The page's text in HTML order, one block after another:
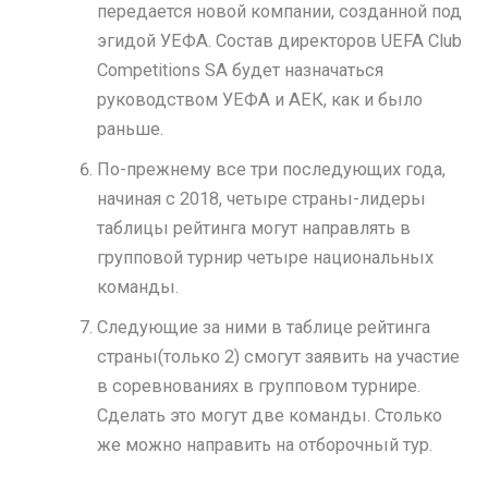
передается новой компании, созданной под
эгидой УЕФА. Состав директоров UEFA Club
Competitions SA будет назначаться
руководством УЕФА и АЕК, как и было
раньше.
По-прежнему все три последующих года,
начиная с 2018, четыре страны-лидеры
таблицы рейтинга могут направлять в
групповой турнир четыре национальных
команды.
Следующие за ними в таблице рейтинга
страны(только 2) смогут заявить на участие
в соревнованиях в групповом турнире.
Сделать это могут две команды. Столько
же можно направить на отборочный тур.